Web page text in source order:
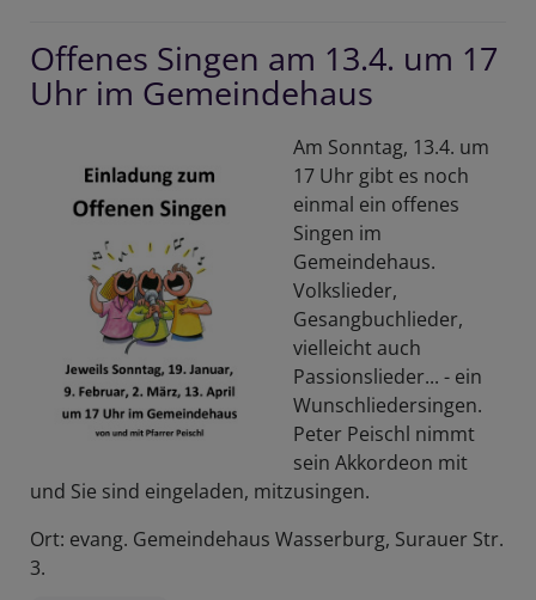
Offenes Singen am 13.4. um 17
Uhr im Gemeindehaus
Am Sonntag, 13.4. um
17 Uhr gibt es noch
einmal ein offenes
Singen im
Gemeindehaus.
Volkslieder,
Gesangbuchlieder,
vielleicht auch
Passionslieder... - ein
Wunschliedersingen.
Peter Peischl nimmt
sein Akkordeon mit
und Sie sind eingeladen, mitzusingen.
Ort: evang. Gemeindehaus Wasserburg, Surauer Str.
3.